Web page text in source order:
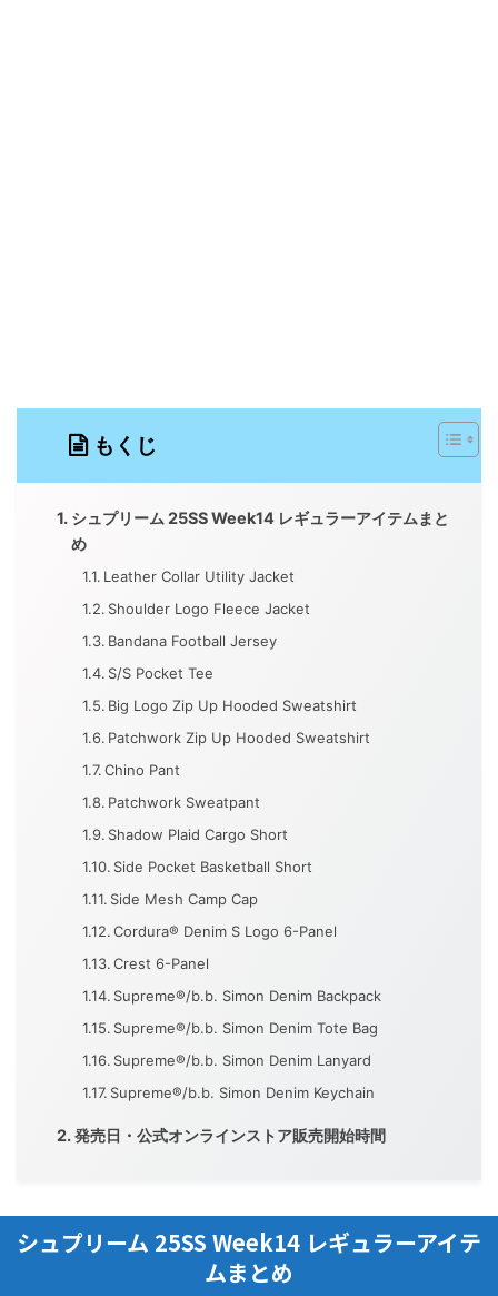
もくじ
シュプリーム 25SS Week14 レギュラーアイテムまと
め
Leather Collar Utility Jacket
Shoulder Logo Fleece Jacket
Bandana Football Jersey
S/S Pocket Tee
Big Logo Zip Up Hooded Sweatshirt
Patchwork Zip Up Hooded Sweatshirt
Chino Pant
Patchwork Sweatpant
Shadow Plaid Cargo Short
Side Pocket Basketball Short
Side Mesh Camp Cap
Cordura® Denim S Logo 6-Panel
Crest 6-Panel
Supreme®/b.b. Simon Denim Backpack
Supreme®/b.b. Simon Denim Tote Bag
Supreme®/b.b. Simon Denim Lanyard
Supreme®/b.b. Simon Denim Keychain
発売日・公式オンラインストア販売開始時間
シュプリーム 25SS Week14 レギュラーアイテ
ムまとめ